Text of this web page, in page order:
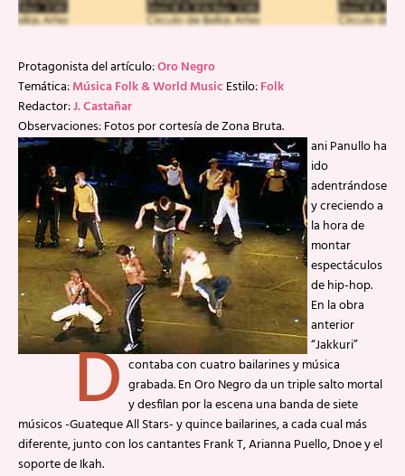
Protagonista del artículo:Oro Negro
Temática:Música Folk & World Music Estilo:Folk
Redactor:J. Castañar
Observaciones: Fotos por cortesía de Zona Bruta.
D
ani Panullo ha
ido
adentrándose
y creciendo a
la hora de
montar
espectáculos
de hip-hop.
En la obra
anterior
“Jakkuri”
contaba con cuatro bailarines y música
grabada. En Oro Negro da un triple salto mortal
y desfilan por la escena una banda de siete
músicos -Guateque All Stars- y quince bailarines, a cada cual más
diferente, junto con los cantantes Frank T, Arianna Puello, Dnoe y el
soporte de Ikah.